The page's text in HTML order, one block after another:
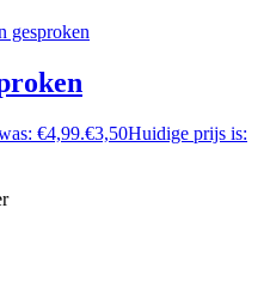
€4,99.€3,50Huidige prijs is: